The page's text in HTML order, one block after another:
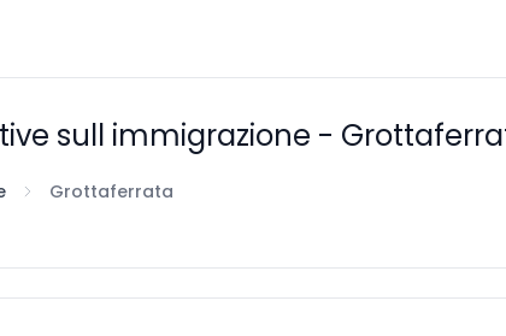
sull immigrazione -
Grottaferrata